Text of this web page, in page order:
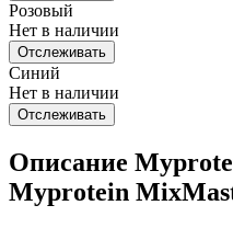
Розовый
Нет в наличии
Отслеживать
Синий
Нет в наличии
Отслеживать
Описание
Myprotein